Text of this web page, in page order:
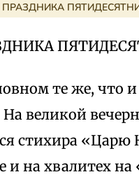
те же, что и
великой
стихира
и на хвалитех